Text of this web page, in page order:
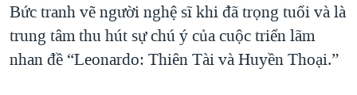
QUAN HỆ VIỆT MỸ
Bức tranh vẽ người nghệ sĩ khi đã trọng tuổi và là
trung tâm thu hút sự chú ý của cuộc triển lãm
nhan đề “Leonardo: Thiên Tài và Huyền Thoại.”